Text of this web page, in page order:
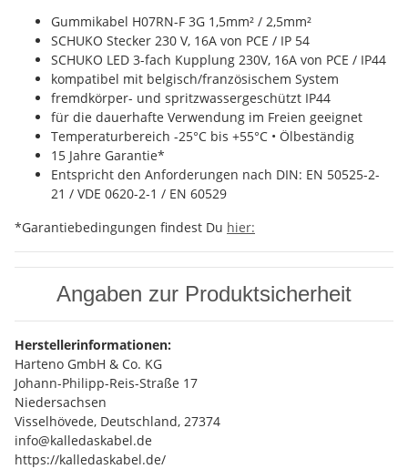
Gummikabel H07RN-F 3G 1,5mm² / 2,5mm²
SCHUKO Stecker 230 V, 16A von PCE / IP 54
SCHUKO LED 3-fach Kupplung 230V, 16A von PCE / IP44
kompatibel mit belgisch/französischem System
fremdkörper- und spritzwassergeschützt IP44
für die dauerhafte Verwendung im Freien geeignet
Temperaturbereich -25°C bis +55°C • Ölbeständig
15 Jahre Garantie*
Entspricht den Anforderungen nach DIN: EN 50525-2-
21 / VDE 0620-2-1 / EN 60529
*Garantiebedingungen findest Du hier:
Angaben zur Produktsicherheit
Herstellerinformationen:
Harteno GmbH & Co. KG
Johann-Philipp-Reis-Straße 17
Niedersachsen
Visselhövede, Deutschland, 27374
info@kalledaskabel.de
https://kalledaskabel.de/